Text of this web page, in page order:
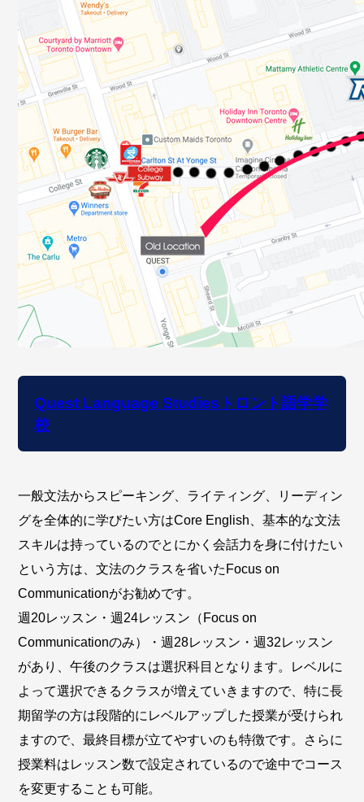
Quest Language Studiesトロント語学学
校
一般文法からスピーキング、ライティング、リーディン
グを全体的に学びたい方はCore English、基本的な文法
スキルは持っているのでとにかく会話力を身に付けたい
という方は、文法のクラスを省いたFocus on
Communicationがお勧めです。
週20レッスン・週24レッスン（Focus on
Communicationのみ）・週28レッスン・週32レッスン
があり、午後のクラスは選択科目となります。レベルに
よって選択できるクラスが増えていきますので、特に長
期留学の方は段階的にレベルアップした授業が受けられ
ますので、最終目標が立てやすいのも特徴です。さらに
授業料はレッスン数で設定されているので途中でコース
を変更することも可能。